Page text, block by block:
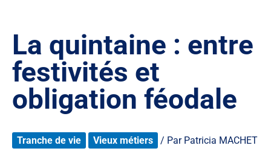
La quintaine : entre
festivités et
obligation féodale
Tranche de vie Vieux métiers / Par Patricia MACHET